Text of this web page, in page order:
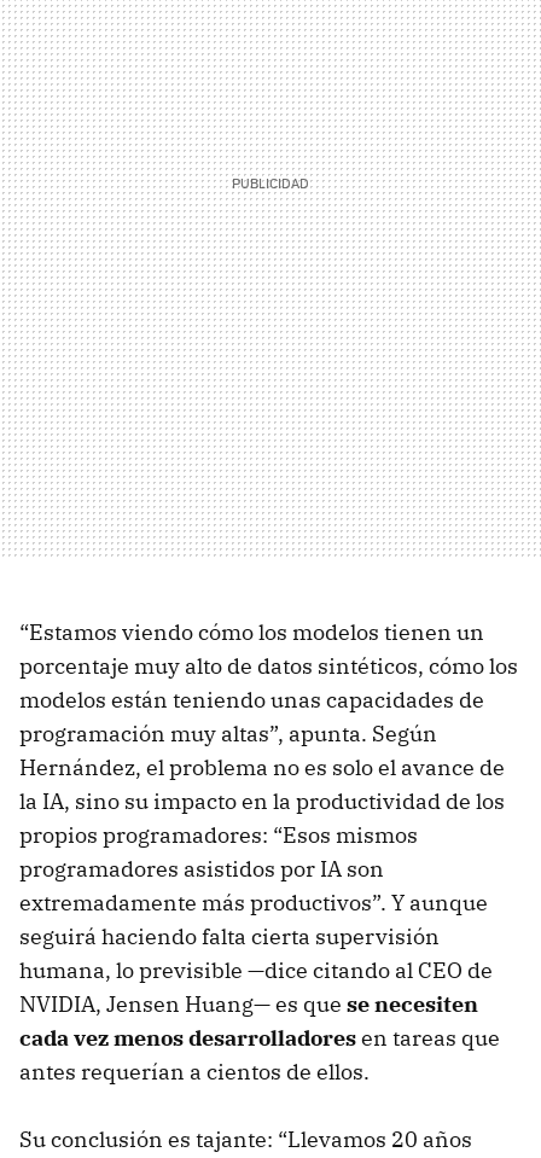
“Estamos viendo cómo los modelos tienen un
porcentaje muy alto de datos sintéticos, cómo los
modelos están teniendo unas capacidades de
programación muy altas”, apunta. Según
Hernández, el problema no es solo el avance de
la IA, sino su impacto en la productividad de los
propios programadores: “Esos mismos
programadores asistidos por IA son
extremadamente más productivos”. Y aunque
seguirá haciendo falta cierta supervisión
humana, lo previsible —dice citando al CEO de
NVIDIA, Jensen Huang— es que se necesiten
cada vez menos desarrolladoresen tareas que
antes requerían a cientos de ellos.
Su conclusión es tajante: “Llevamos 20 años